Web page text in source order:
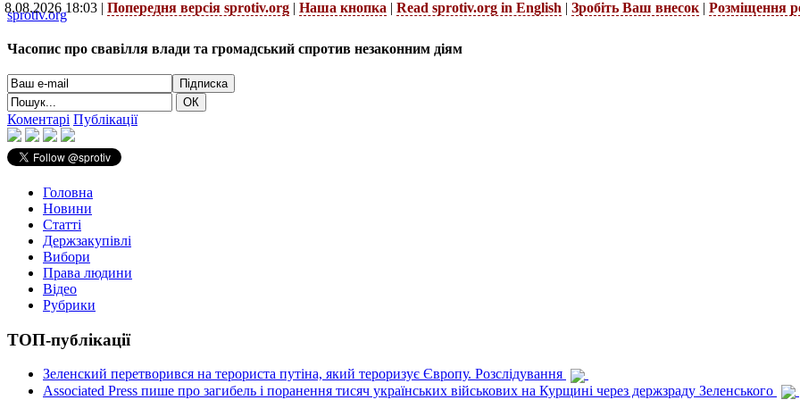
8.08.2026 18:03 | Попередня версія sprotiv.org | Наша кнопка | Read sprotiv.org in English | Зробіть Ваш внесок | Розміщення
sprotiv.org
Часопис про свавілля влади та громадський спротив незаконним діям
Коментарі Публікації
Головна
Новини
Статті
Держзакупівлі
Вибори
Права людини
Відео
Рубрики
ТОП-публікації
Зеленский перетворився на терориста путіна, який тероризує Європу. Розслідування
Associated Press пише про загибель і поранення тисяч українських військових на Курщині через держзраду Зеленського